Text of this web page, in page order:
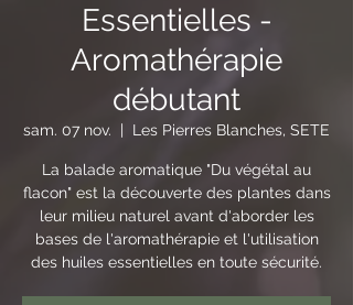
Essentielles -
Aromathérapie
débutant
sam. 07 nov.
  |
Les Pierres Blanches, SETE
La balade aromatique "Du végétal au
flacon" est la découverte des plantes dans
leur milieu naturel avant d'aborder les
bases de l'aromathérapie et l'utilisation
des huiles essentielles en toute sécurité.